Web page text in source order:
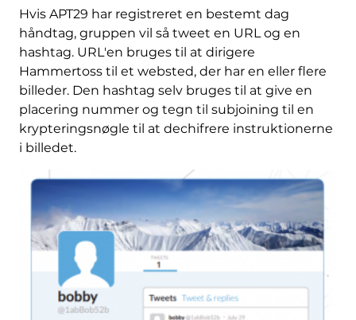
Hvis APT29 har registreret en bestemt dag
håndtag, gruppen vil så tweet en URL og en
hashtag. URL'en bruges til at dirigere
Hammertoss til et websted, der har en eller flere
billeder. Den hashtag selv bruges til at give en
placering nummer og tegn til subjoining til en
krypteringsnøgle til at dechifrere instruktionerne
i billedet.